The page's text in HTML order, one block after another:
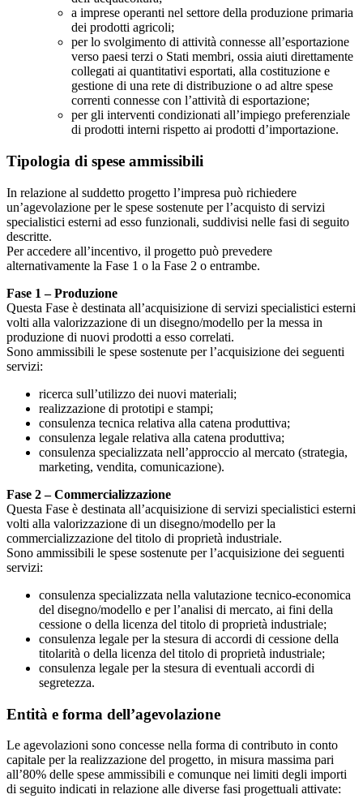
a imprese operanti nel settore della produzione primaria
dei prodotti agricoli;
per lo svolgimento di attività connesse all’esportazione
verso paesi terzi o Stati membri, ossia aiuti direttamente
collegati ai quantitativi esportati, alla costituzione e
gestione di una rete di distribuzione o ad altre spese
correnti connesse con l’attività di esportazione;
per gli interventi condizionati all’impiego preferenziale
di prodotti interni rispetto ai prodotti d’importazione.
Tipologia di spese ammissibili
In relazione al suddetto progetto l’impresa può richiedere
un’agevolazione per le spese sostenute per l’acquisto di servizi
specialistici esterni ad esso funzionali, suddivisi nelle fasi di seguito
descritte.
Per accedere all’incentivo, il progetto può prevedere
alternativamente la Fase 1 o la Fase 2 o entrambe.
Fase 1 – Produzione
Questa Fase è destinata all’acquisizione di servizi specialistici esterni
volti alla valorizzazione di un disegno/modello per la messa in
produzione di nuovi prodotti a esso correlati.
Sono ammissibili le spese sostenute per l’acquisizione dei seguenti
servizi:
ricerca sull’utilizzo dei nuovi materiali;
realizzazione di prototipi e stampi;
consulenza tecnica relativa alla catena produttiva;
consulenza legale relativa alla catena produttiva;
consulenza specializzata nell’approccio al mercato (strategia,
marketing, vendita, comunicazione).
Fase 2 – Commercializzazione
Questa Fase è destinata all’acquisizione di servizi specialistici esterni
volti alla valorizzazione di un disegno/modello per la
commercializzazione del titolo di proprietà industriale.
Sono ammissibili le spese sostenute per l’acquisizione dei seguenti
servizi:
consulenza specializzata nella valutazione tecnico-economica
del disegno/modello e per l’analisi di mercato, ai fini della
cessione o della licenza del titolo di proprietà industriale;
consulenza legale per la stesura di accordi di cessione della
titolarità o della licenza del titolo di proprietà industriale;
consulenza legale per la stesura di eventuali accordi di
segretezza.
Entità e forma dell’agevolazione
Le agevolazioni sono concesse nella forma di contributo in conto
capitale per la realizzazione del progetto, in misura massima pari
all’80% delle spese ammissibili e comunque nei limiti degli importi
di seguito indicati in relazione alle diverse fasi progettuali attivate: